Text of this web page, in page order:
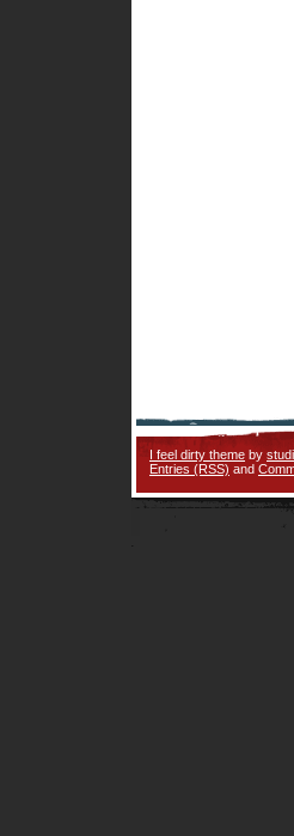
I feel dirty theme by
Entries (RSS) and